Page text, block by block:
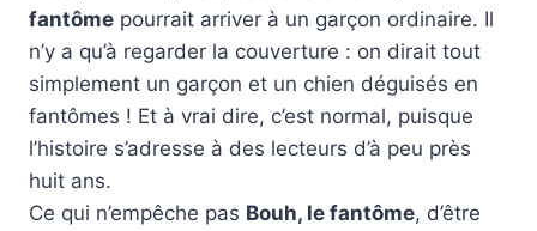
fantôme pourrait arriver à un garçon ordinaire. Il
n’y a qu’à regarder la couverture : on dirait tout
simplement un garçon et un chien déguisés en
fantômes ! Et à vrai dire, c’est normal, puisque
l’histoire s’adresse à des lecteurs d’à peu près
huit ans.
Ce qui n’empêche pas Bouh, le fantôme, d’être